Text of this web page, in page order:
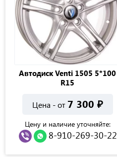
Автодиск Venti 1505 5*100
R15
Цена - от 7 300 ₽
Цену и наличие уточняйте:
8-910-269-30-22